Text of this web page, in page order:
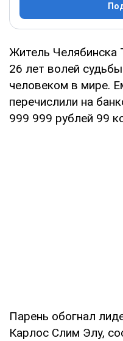
Житель Челябинска
26 лет волей
человеком в мире.
перечислили на
999 999 рублей 99
Парень обогнал
Карлос Слим Элу,